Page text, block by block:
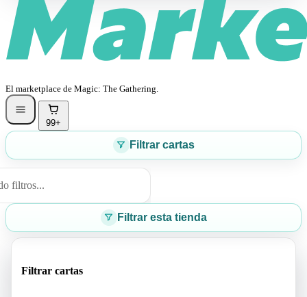
El marketplace de Magic: The Gathering.
99+
Filtrar cartas
filtros...
Filtrar esta tienda
Filtrar cartas